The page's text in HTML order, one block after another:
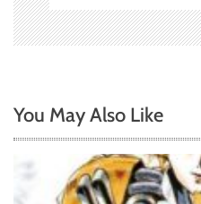
You May Also Like